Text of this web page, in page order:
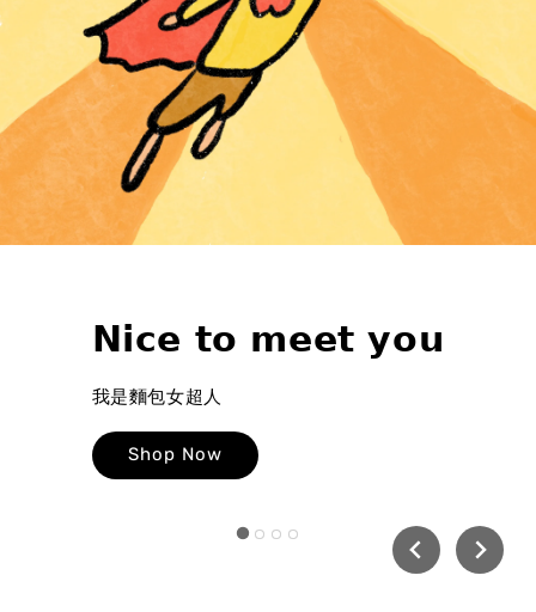
𝗡𝗶𝗰𝗲 𝘁𝗼 𝗺𝗲𝗲𝘁 𝘆𝗼𝘂
我是麵包女超人
Shop Now